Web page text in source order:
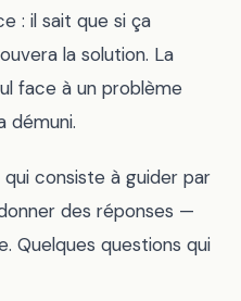
: il sait que si ça
la solution. La
face à un problème
démuni.
consiste à guider par
des réponses —
Quelques questions qui